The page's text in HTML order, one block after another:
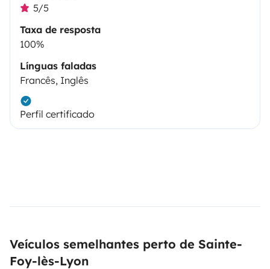
5/5
Taxa de resposta
100%
Línguas faladas
Francês, Inglês
Perfil certificado
Veículos semelhantes perto de Sainte-
Foy-lès-Lyon